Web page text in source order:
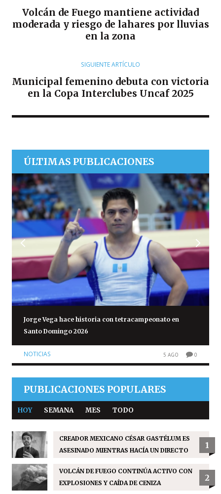
Volcán de Fuego mantiene actividad
moderada y riesgo de lahares por lluvias
en la zona
SIGUIENTE ARTÍCULO
Municipal femenino debuta con victoria
en la Copa Interclubes Uncaf 2025
ÚLTIMAS PUBLICACIONES
Jorge Vega hace historia con tetracampeonato en
Santo Domingo 2026
NOTICIAS 5 AGO 0
PUBLICACIONES POPULARES
HOY SEMANA MES TODO
CREADOR MEXICANO CÉSAR GASTÉLUM ES
ASESINADO MIENTRAS HACÍA UN DIRECTO
1
VOLCÁN DE FUEGO CONTINÚA ACTIVO CON
EXPLOSIONES Y CAÍDA DE CENIZA
2